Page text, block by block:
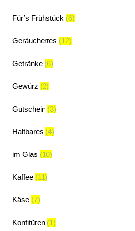
Für’s Frühstück (6)
Geräuchertes (12)
Getränke (6)
Gewürz (2)
Gutschein (3)
Haltbares (4)
im Glas (10)
Kaffee (11)
Käse (7)
Konfitüren (1)